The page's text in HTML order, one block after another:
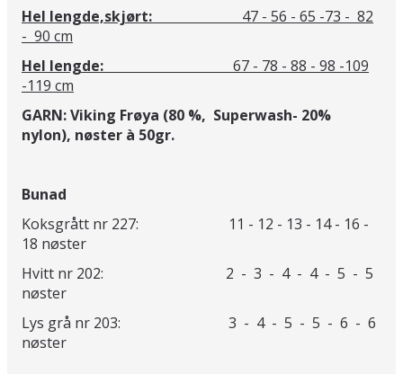
Hel lengde,skjørt: 47 - 56 - 65 -73 - 82
- 90 cm
Hel lengde:
67 - 78 - 88 - 98 -109
-119 cm
GARN: Viking Frøya (80 %, Superwash- 20%
nylon), nøster à 50gr.
Bunad
Koksgrått nr 227: 11 - 12 - 13 - 14 - 16 -
18 nøster
Hvitt nr 202: 2 - 3 - 4 - 4 - 5 - 5
nøster
Lys grå nr 203: 3 - 4 - 5 - 5 - 6 - 6
nøster